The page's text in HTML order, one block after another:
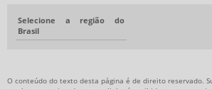
Selecione a região do
Brasil
O conteúdo do texto desta página é de direito reservado.